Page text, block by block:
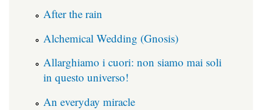
After the rain
Alchemical Wedding (Gnosis)
Allarghiamo i cuori: non siamo mai soli
in questo universo!
An everyday miracle